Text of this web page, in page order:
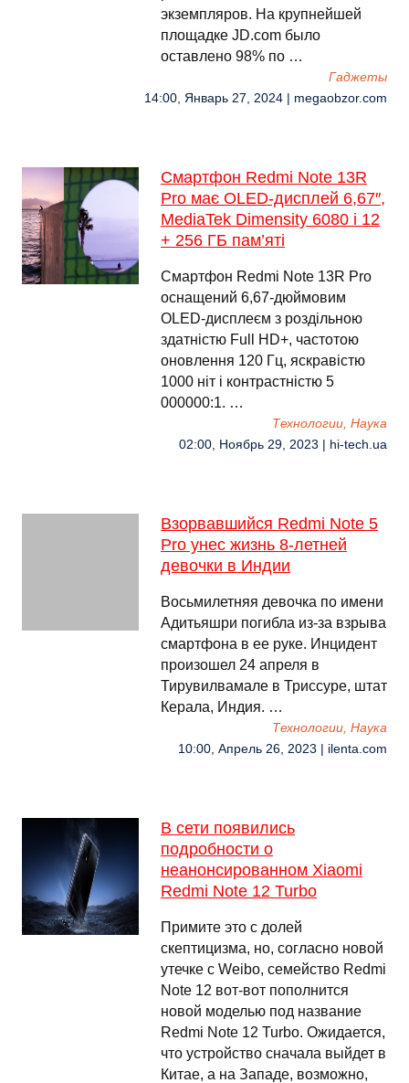
экземпляров. На крупнейшей
площадке JD.com было
оставлено 98% по …
Гаджеты
14:00, Январь 27, 2024 | megaobzor.com
Смартфон Redmi Note 13R
Pro має OLED-дисплей 6,67″,
MediaTek Dimensity 6080 і 12
+ 256 ГБ пам’яті
Смартфон Redmi Note 13R Pro
оснащений 6,67-дюймовим
OLED-дисплеєм з роздільною
здатністю Full HD+, частотою
оновлення 120 Гц, яскравістю
1000 ніт і контрастністю 5
000000:1. …
Технологии, Наука
02:00, Ноябрь 29, 2023 | hi-tech.ua
Взорвавшийся Redmi Note 5
Pro унес жизнь 8-летней
девочки в Индии
Восьмилетняя девочка по имени
Адитьяшри погибла из-за взрыва
смартфона в ее руке. Инцидент
произошел 24 апреля в
Тирувилвамале в Триссуре, штат
Керала, Индия. …
Технологии, Наука
10:00, Апрель 26, 2023 | ilenta.com
В сети появились
подробности о
неанонсированном Xiaomi
Redmi Note 12 Turbo
Примите это с долей
скептицизма, но, согласно новой
утечке с Weibo, семейство Redmi
Note 12 вот-вот пополнится
новой моделью под название
Redmi Note 12 Turbo. Ожидается,
что устройство сначала выйдет в
Китае, а на Западе, возможно,